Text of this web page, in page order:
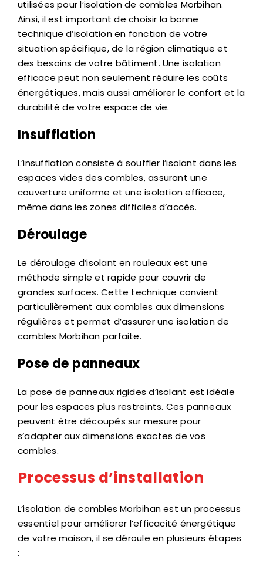
utilisées pour l’isolation de combles Morbihan.
Ainsi, il est important de choisir la bonne
technique d’isolation en fonction de votre
situation spécifique, de la région climatique et
des besoins de votre bâtiment. Une isolation
efficace peut non seulement réduire les coûts
énergétiques, mais aussi améliorer le confort et la
durabilité de votre espace de vie.
Insufflation
L’insufflation consiste à souffler l’isolant dans les
espaces vides des combles, assurant une
couverture uniforme et une isolation efficace,
même dans les zones difficiles d’accès.
Déroulage
Le déroulage d’isolant en rouleaux est une
méthode simple et rapide pour couvrir de
grandes surfaces. Cette technique convient
particulièrement aux combles aux dimensions
régulières et permet d’assurer une isolation de
combles Morbihan parfaite.
Pose de panneaux
La pose de panneaux rigides d’isolant est idéale
pour les espaces plus restreints. Ces panneaux
peuvent être découpés sur mesure pour
s’adapter aux dimensions exactes de vos
combles.
Processus d’installation
L’isolation de combles Morbihan est un processus
essentiel pour améliorer l’efficacité énergétique
de votre maison, il se déroule en plusieurs étapes
: